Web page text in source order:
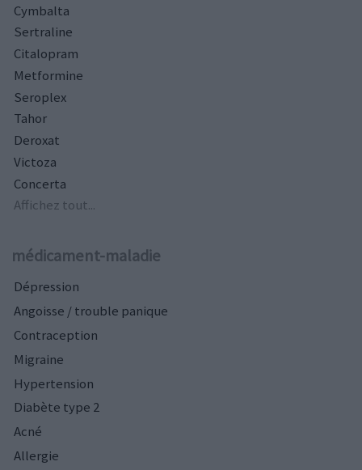
Cymbalta
Sertraline
Citalopram
Metformine
Seroplex
Tahor
Deroxat
Victoza
Concerta
Affichez tout...
médicament-maladie
Dépression
Angoisse / trouble panique
Contraception
Migraine
Hypertension
Diabète type 2
Acné
Allergie